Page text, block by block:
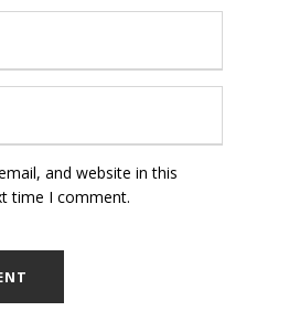
and website in this
time I comment.